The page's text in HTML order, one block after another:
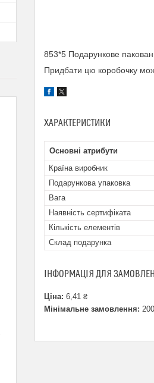
853*5 Подарункове
Придбати цю коробочку
ХАРАКТЕРИСТИКИ
Основні атрибути
Країна виробник
Подарункова упаковка
Вага
Наявність сертифіката
Кількість елементів
Склад подарунка
ІНФОРМАЦІЯ ДЛЯ
Ціна: 6,41 ₴
Мінімальне замовлення: